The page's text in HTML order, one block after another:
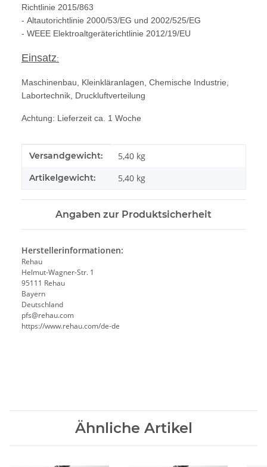
Richtlinie 2015/863
- Altautorichtlinie 2000/53/EG und 2002/525/EG
- WEEE Elektroaltgeräterichtlinie 2012/19/EU
Einsatz:
Maschinenbau, Kleinkläranlagen, Chemische Industrie,
Labortechnik, Druckluftverteilung
Achtung: Lieferzeit ca. 1 Woche
Produkteigenschaft
Wert
Versandgewicht: 5,40 kg
Artikelgewicht: 5,40 kg
Angaben zur Produktsicherheit
Herstellerinformationen:
Rehau
Helmut-Wagner-Str. 1
95111 Rehau
Bayern
Deutschland
pfs@rehau.com
https://www.rehau.com/de-de
Ähnliche Artikel